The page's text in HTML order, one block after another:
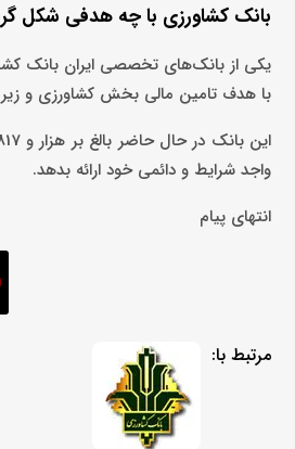
بانک کشاورزی با چه هدفی شکل
با هدف تامین مالی بخش کشاورزی و
واجد شرایط و دائمی خود ارائه بدهد.
انتهای پیام
مرتبط با: